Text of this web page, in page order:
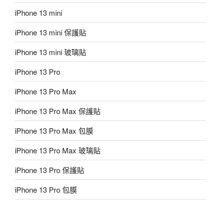
iPhone 13 mini
iPhone 13 mini 保護貼
iPhone 13 mini 玻璃貼
iPhone 13 Pro
iPhone 13 Pro Max
iPhone 13 Pro Max 保護貼
iPhone 13 Pro Max 包膜
iPhone 13 Pro Max 玻璃貼
iPhone 13 Pro 保護貼
iPhone 13 Pro 包膜